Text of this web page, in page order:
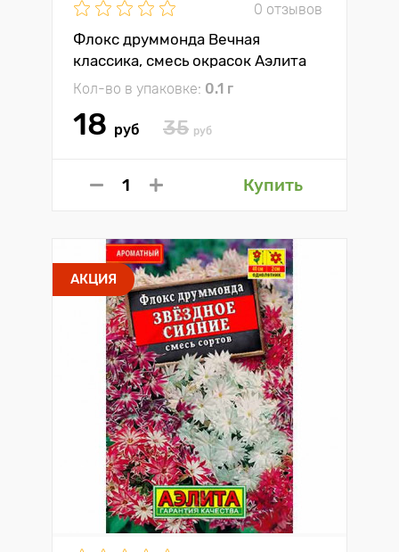
0 отзывов
Флокс друммонда Вечная
классика, смесь окрасок Аэлита
Кол-во в упаковке: 0.1 г
18 руб 35 руб
Купить
АКЦИЯ